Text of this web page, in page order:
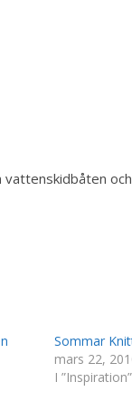
Sommar
mars 22,
I ”Inspiration”